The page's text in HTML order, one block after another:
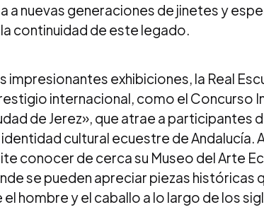
a nuevas generaciones de jinetes y
continuidad de este legado.
impresionantes exhibiciones, la Real
internacional, como el Concurso
de Jerez», que atrae a participantes
cultural ecuestre de Andalucía.
conocer de cerca su Museo del Arte
se pueden apreciar piezas históricas
hombre y el caballo a lo largo de los